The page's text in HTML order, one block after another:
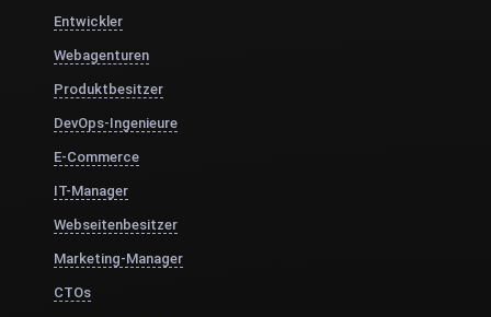
Entwickler
Webagenturen
Produktbesitzer
DevOps-Ingenieure
E-Commerce
IT-Manager
Webseitenbesitzer
Marketing-Manager
CTOs